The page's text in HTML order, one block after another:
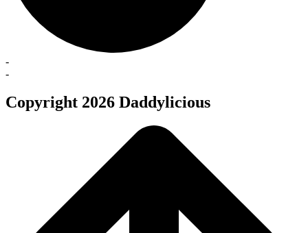
-
-
Copyright 2026 Daddylicious